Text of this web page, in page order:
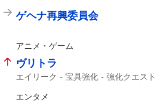
ゲヘナ再興委員会
アニメ・ゲーム
ヴリトラ
エイリーク 宝具強化
強化クエスト
エンタメ